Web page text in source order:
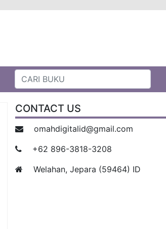
CONTACT US
omahdigitalid@gmail.com
+62 896-3818-3208
Welahan, Jepara (59464) ID